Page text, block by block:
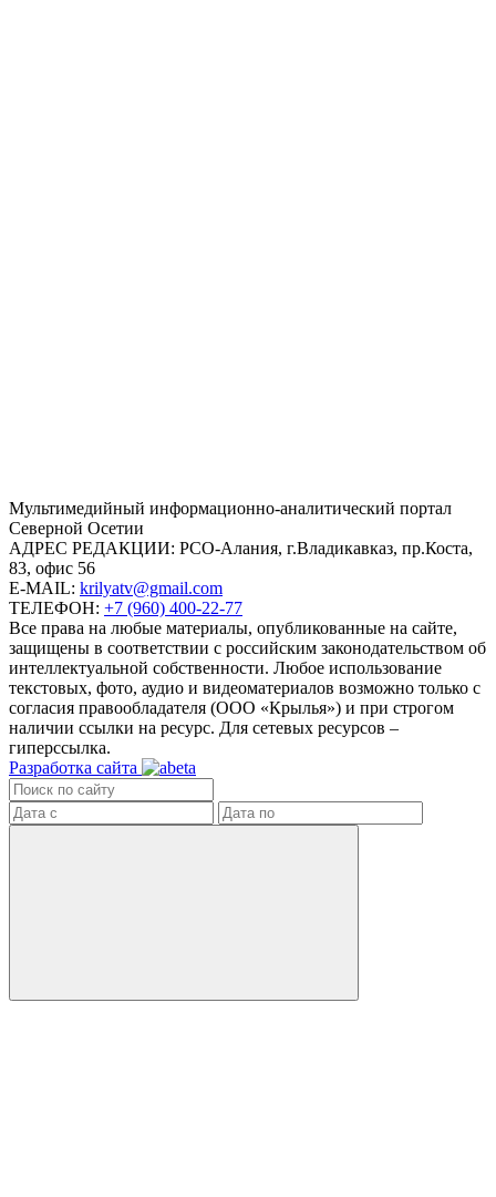
Mультимедийный информационно-аналитический портал
Северной Осетии
АДРЕС РЕДАКЦИИ: РСО-Алания, г.Владикавказ, пр.Коста,
83, офис 56
E-MAIL: krilyatv@gmail.com
ТЕЛЕФОН: +7 (960) 400-22-77
Все права на любые материалы, опубликованные на сайте,
защищены в соответствии с российским законодательством об
интеллектуальной собственности. Любое использование
текстовых, фото, аудио и видеоматериалов возможно только с
согласия правообладателя (ООО «Крылья») и при строгом
наличии ссылки на ресурс. Для сетевых ресурсов –
гиперссылка.
Разработка сайта